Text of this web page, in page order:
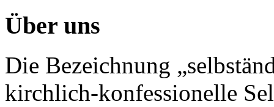
Über uns
Die Bezeichnung
kirchlich-konfessionelle